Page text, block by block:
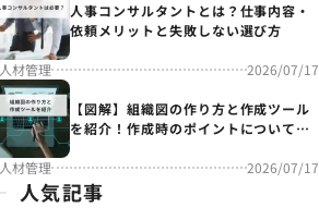
人事コンサルタントとは？仕事内容・
依頼メリットと失敗しない選び方
人材管理 2026/07/17
【図解】組織図の作り方と作成ツール
を紹介！作成時のポイントについても
人材管理 2026/07/17
人気記事